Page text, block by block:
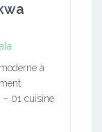
à
01 cuisine